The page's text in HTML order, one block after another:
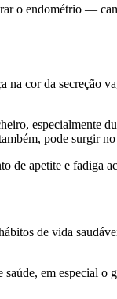
o endométrio —
cor da
pode surgir
apetite e fadiga
de vida
em